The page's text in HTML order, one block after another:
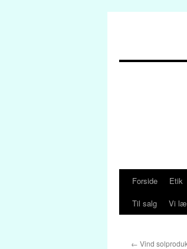
HopForside Etik
Til salg
Vi
← Vind